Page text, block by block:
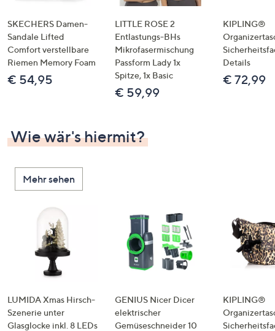
links
bzw.
rechts,
um
diese
SKECHERS Damen-
Sandale Lifted
Comfort verstellbare
Riemen Memory Foam
€ 54,95
LITTLE ROSE 2
Entlastungs-BHs
Mikrofasermischung
Passform Lady 1x
Spitze, 1x Basic
€ 59,99
KIPLING®
Details
€ 72,99
Wie wär's hiermit?
Mehr sehen
LUMIDA Xmas Hirsch-
Szenerie unter
Glasglocke inkl. 8 LEDs
GENIUS Nicer Dicer
elektrischer
Gemüseschneider 10
KIPLING®